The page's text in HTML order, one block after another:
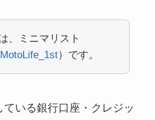
、ミニマリスト
）です。
いる銀行口座・クレジッ